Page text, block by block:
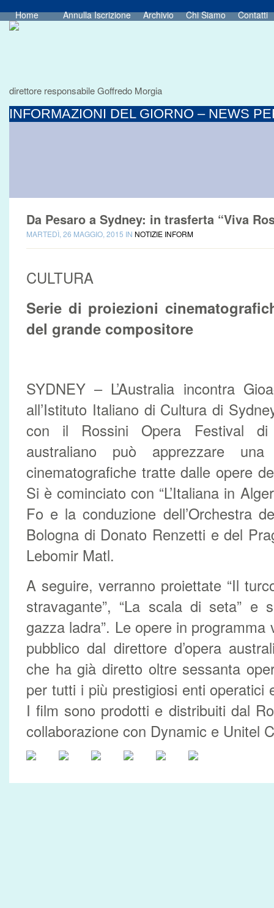
Home Annulla Iscrizione Archivio Chi Siamo Contatti
direttore responsabile Goffredo Morgia
INFORMAZIONI DEL GIORNO – NEWS
Da Pesaro a Sydney: in trasferta “Viva
MARTEDÌ, 26 MAGGIO, 2015 IN NOTIZIE INFORM
CULTURA
Serie di proiezioni
del grande compositore
SYDNEY – L’Australia incontra
all’Istituto Italiano di Cultura di
con il Rossini Opera Festival
australiano può apprezzare
cinematografiche tratte dalle opere
Si è cominciato con “L’Italiana in
Fo e la conduzione dell’Orchestra
Bologna di Donato Renzetti e del
Lebomir Matl.
A seguire, verranno proiettate “Il
stravagante”, “La scala di seta” e
gazza ladra”. Le opere in
pubblico dal direttore d’opera
che ha già diretto oltre sessanta
per tutti i più prestigiosi enti operatici
I film sono prodotti e distribuiti dal
collaborazione con Dynamic e Unitel